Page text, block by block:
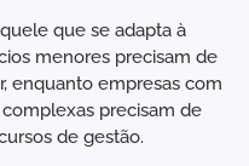
que se adapta à
menores precisam de
enquanto empresas com
precisam de
de gestão.